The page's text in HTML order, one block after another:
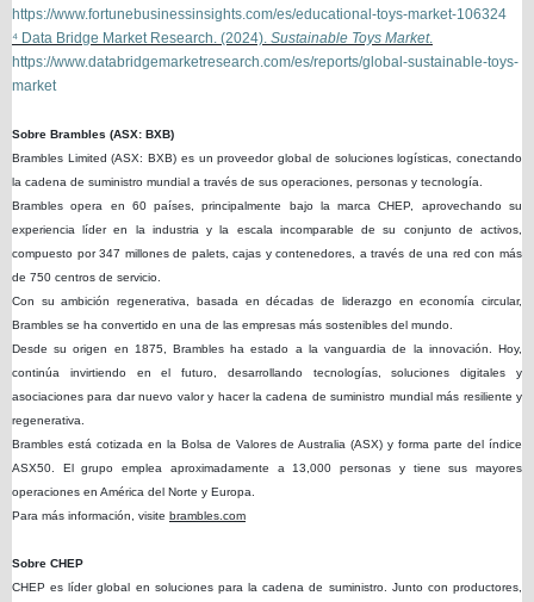
https://www.fortunebusinessinsights.com/es/educational-toys-market-106324
⁴ Data Bridge Market Research. (2024). Sustainable Toys Market.
https://www.databridgemarketresearch.com/es/reports/global-sustainable-toys-
market
Sobre Brambles (ASX: BXB)
Brambles Limited (ASX: BXB) es un proveedor global de soluciones logísticas, conectando
la cadena de suministro mundial a través de sus operaciones, personas y tecnología.
Brambles opera en 60 países, principalmente bajo la marca CHEP, aprovechando su
experiencia líder en la industria y la escala incomparable de su conjunto de activos,
compuesto por 347 millones de palets, cajas y contenedores, a través de una red con más
de 750 centros de servicio.
Con su ambición regenerativa, basada en décadas de liderazgo en economía circular,
Brambles se ha convertido en una de las empresas más sostenibles del mundo.
Desde su origen en 1875, Brambles ha estado a la vanguardia de la innovación. Hoy,
continúa invirtiendo en el futuro, desarrollando tecnologías, soluciones digitales y
asociaciones para dar nuevo valor y hacer la cadena de suministro mundial más resiliente y
regenerativa.
Brambles está cotizada en la Bolsa de Valores de Australia (ASX) y forma parte del índice
ASX50. El grupo emplea aproximadamente a 13,000 personas y tiene sus mayores
operaciones en América del Norte y Europa.
Para más información, visite brambles.com
Sobre CHEP
CHEP es líder global en soluciones para la cadena de suministro. Junto con productores,